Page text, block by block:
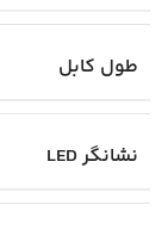
طول کابل
نشانگر LED